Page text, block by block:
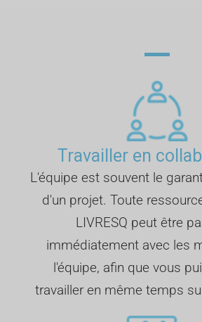
Travailler en
L'équipe est souvent le
d'un projet. Toute
LIVRESQ peut être
immédiatement avec les
l'équipe, afin que vous
travailler en même temps